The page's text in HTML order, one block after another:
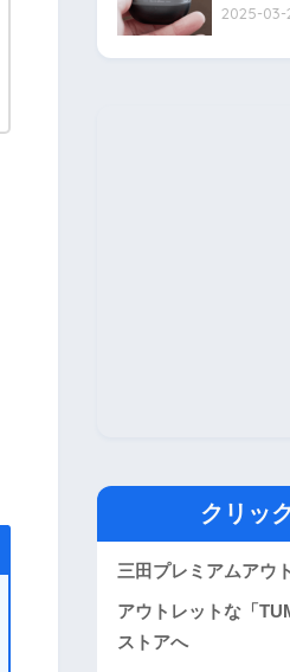
2025-03-
クリッ
三田プレミアムアウ
アウトレットな「
ストアへ